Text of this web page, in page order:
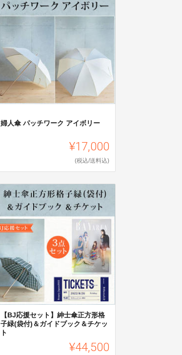
婦人傘 パッチワーク アイボリー
¥17,000
(税込/送料込)
【BJ応援セット】紳士傘正方形格
子緑(袋付)＆ガイドブック＆チケッ
ト
¥44,500